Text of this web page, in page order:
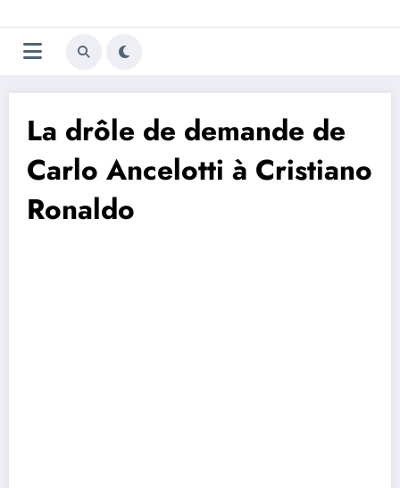
au
contenu
Trivela
L'actualité du football
La drôle de demande de
Carlo Ancelotti à Cristiano
Ronaldo